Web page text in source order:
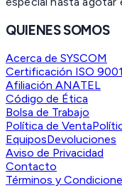
QUIENES SOMOS
Acerca de SYSCOM
Certificación ISO
Afiliación ANATEL
Código de Ética
Bolsa de Trabajo
Política de Venta
EquiposDevoluciones
Aviso de Privacidad
Contacto
Términos y